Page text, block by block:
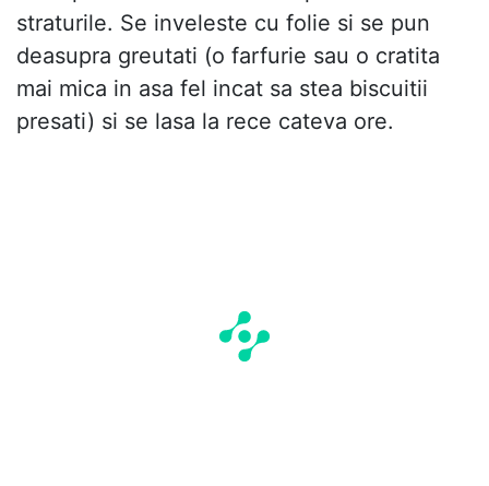
straturile. Se inveleste cu folie si se pun
deasupra greutati (o farfurie sau o cratita
mai mica in asa fel incat sa stea biscuitii
presati) si se lasa la rece cateva ore.